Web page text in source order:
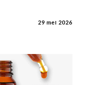
29 mei 2026